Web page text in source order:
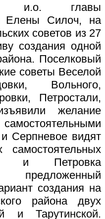
и.о. главы
Елены Силоч, на
советов из 27
создания одной
Поселковый
советы Веселой
Вольного,
Петростали,
желание
Серпневое видят
и Петровка
создания на
района двух
и Тарутинской.